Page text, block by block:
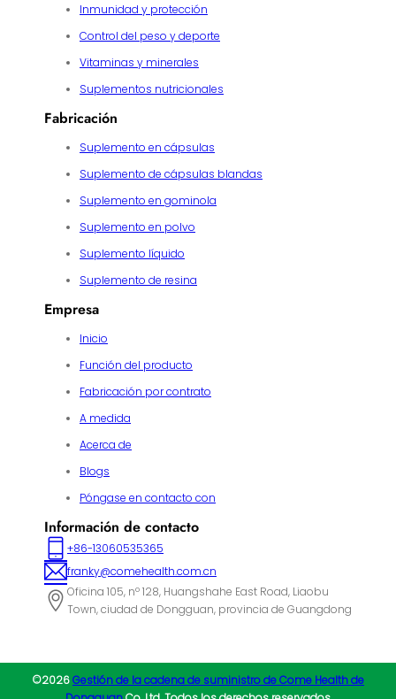
Inmunidad y protección
Control del peso y deporte
Vitaminas y minerales
Suplementos nutricionales
Fabricación
Suplemento en cápsulas
Suplemento de cápsulas blandas
Suplemento en gominola
Suplemento en polvo
Suplemento líquido
Suplemento de resina
Empresa
Inicio
Función del producto
Fabricación por contrato
A medida
Acerca de
Blogs
Póngase en contacto con
Información de contacto
+86-13060535365
franky@comehealth.com.cn
Oficina 105, nº 128, Huangshahe East Road, Liaobu
Town, ciudad de Dongguan, provincia de Guangdong
©2026Gestión de la cadena de suministro de Come Health de